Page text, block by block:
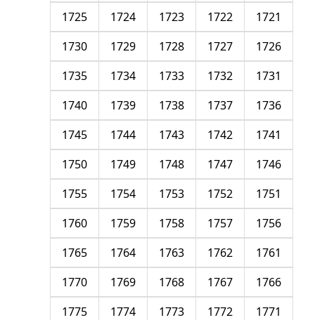
1721
1722
1723
1724
1725
1726
1727
1728
1729
1730
1731
1732
1733
1734
1735
1736
1737
1738
1739
1740
1741
1742
1743
1744
1745
1746
1747
1748
1749
1750
1751
1752
1753
1754
1755
1756
1757
1758
1759
1760
1761
1762
1763
1764
1765
1766
1767
1768
1769
1770
1771
1772
1773
1774
1775